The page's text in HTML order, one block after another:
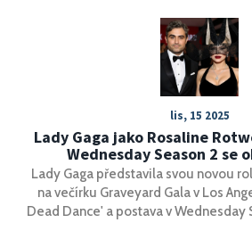
nejen jedinečný hlavní zápas
dalších strhujících duelů. Akci lze
Tipsport a TV Chance, které nabízejí
jednoduché
lis, 15 2025
Lady Gaga jako Rosaline
Wednesday Season 2 se
Lady Gaga představila svou novou
na večírku Graveyard Gala v Los
Dead Dance' a postava v Wednesday